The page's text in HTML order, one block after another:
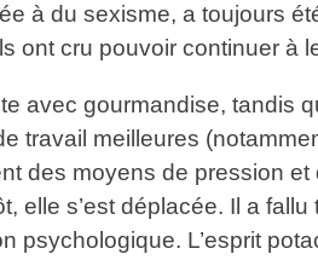
à du sexisme, a toujours
ont cru pouvoir continuer à
avec gourmandise,
travail meilleures
des moyens de pression
elle s’est déplacée. Il a
psychologique. L’esprit